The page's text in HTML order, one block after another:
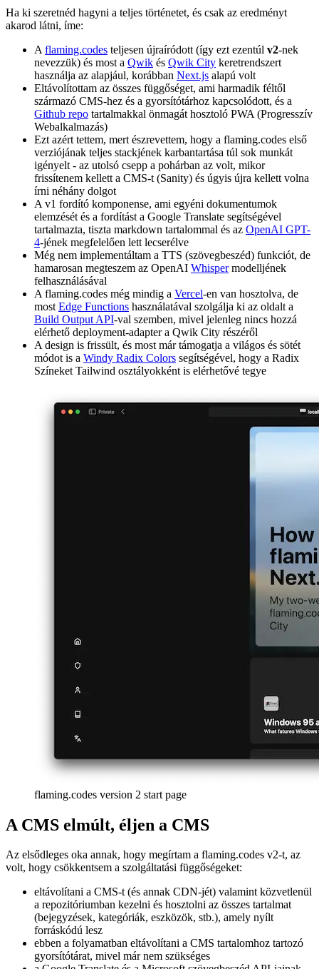
Először is: hogyan is végződött minden
Ha ki szeretnéd hagyni a teljes történetet, és csak az eredményt
akarod látni, íme:
Aflaming.codesteljesen újraíródott (így ezt ezentúlv2-nek
nevezzük) és most aQwikésQwik Citykeretrendszert
használja az alapjául, korábbanNext.jsalapú volt
Eltávolítottam az összes függőséget, ami harmadik féltől
származó CMS-hez és a gyorsítótárhoz kapcsolódott, és a
Github repo tartalmakkal önmagát hosztoló PWA (Progresszív
Webalkalmazás)
Ezt azért tettem, mert észrevettem, hogy a flaming.codes első
verziójának teljes stackjének karbantartása túl sok munkát
igényelt - az utolsó csepp a pohárban az volt, mikor
frissítenem kellett a CMS-t (Sanity) és úgyis újra kellett volna
írni néhány dolgot
A v1 fordító komponense, ami egyéni dokumentumok
elemzését és a fordítást a Google Translate segítségével
tartalmazta, tiszta markdown tartalommal és azOpenAI GPT-
4-jének megfelelően lett lecserélve
Még nem implementáltam a TTS (szövegbeszéd) funkciót, de
hamarosan megteszem az OpenAIWhispermodelljének
felhasználásával
A flaming.codes még mindig aVercel-en van hosztolva, de
mostEdge Functionshasználatával szolgálja ki az oldalt a
Build Output API -val szemben, mivel jelenleg nincs hozzá
elérhető deployment-adapter a Qwik City részéről
Színeket Tailwind osztályokként is elérhetővé tegye
eltávolítani a CMS-t (és annak CDN-jét) valamint közvetlenül
a repozitóriumban kezelni és hosztolni az összes tartalmat
(bejegyzések, kategóriák, eszközök, stb.), amely nyílt
ebben a folyamatban eltávolítani a CMS tartalomhoz tartozó
a Google Translate és a Microsoft szövegbeszéd API-jainak
felhasználását az OpenAI API-jaira cserélni
Elmozdulni egy olyan erőteljes CMS-től, mint a Sanity és az annak
dinamikus lekérdezésépítője, az azzal jár, hogy nekem kell
implementálnom néhány (könnyűsúlyú) tartalomkezelési megoldást.
Nem akarok azzal foglalkozni, hogy frissítem és karbantartom ezt a
projekt kulcselemét. Az a célom, hogy ez a megoldás akkor is
működjön, ha egy évig nem írok egy bejegyzést sem, mert az
egyetlen követelménynek az kellene lennie, hogy megnyissam a
ágra, hogy új telepítés indítsak be.
gyökerében, hogy saját magad láthasd a forráskódot. Nagyon jól
bejelentkezésre egy CMS-ben. Az írási élmény most valójában
erőteljesebb, mint korábban, mivel most már minden tartalmat
Markdownban használhatok, ami sokkal könnyebb írni és
karbantartani, mint a Sanity egyéni szerkesztőjét. Hozzáadtam egy
élő-újratöltési opciót a szerkesztő-szkripthez, hogy valós időben
láthassam a változásokat - ha akarom, akár több nyelven egyszerre
A CMS-ről egy külön bejegyzésben részletesen is beszámolok.
Miért választottam Qwik-et és Qwik City-